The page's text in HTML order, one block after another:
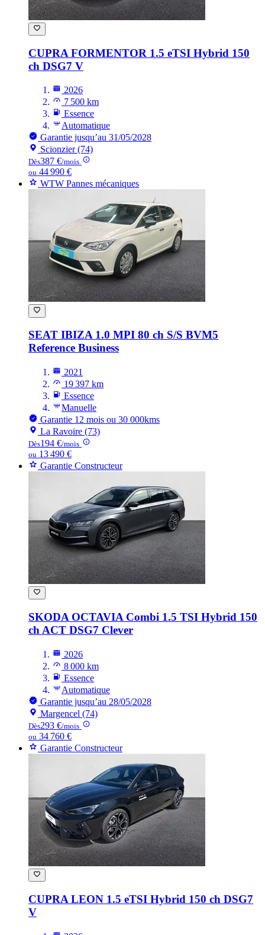
CUPRA FORMENTOR 1.5 eTSI Hybrid 150
ch DSG7 V
2026
7 500 km
Essence
Automatique
Garantie jusqu’au 31/05/2028
Scionzier (74)
Dès387 €/mois
ou 44 990 €
WTW Pannes mécaniques
SEAT IBIZA 1.0 MPI 80 ch S/S BVM5
Reference Business
2021
19 397 km
Essence
Manuelle
Garantie 12 mois ou 30 000kms
La Ravoire (73)
Dès194 €/mois
ou 13 490 €
Garantie Constructeur
SKODA OCTAVIA Combi 1.5 TSI Hybrid 150
ch ACT DSG7 Clever
2026
8 000 km
Essence
Automatique
Garantie jusqu’au 28/05/2028
Margencel (74)
Dès293 €/mois
ou 34 760 €
Garantie Constructeur
CUPRA LEON 1.5 eTSI Hybrid 150 ch DSG7
V